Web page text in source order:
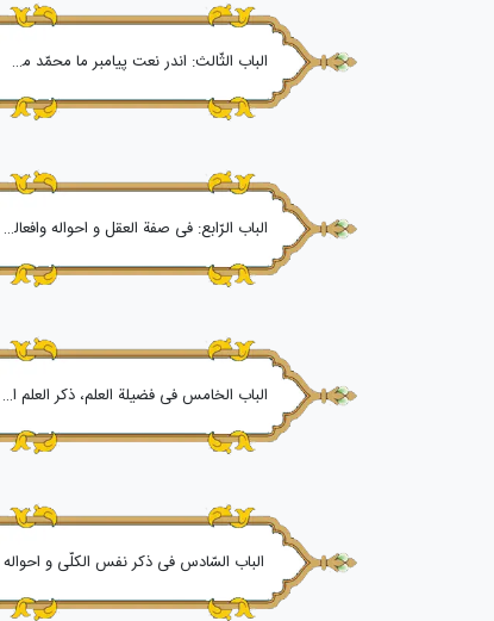
الباب الثّالث: اندر نعت پیامبر ما محمّد مصطفی علیه السّلام و فضیلت وی بر جمیع پیغمبران
الباب الرّابع: فی صفة العقل و احواله وافعاله و غایة عنایته و سبب وجوده
الباب الخامس فی فضیلة العلم، ذکر العلم اربح لانّ فضله ارجح
الباب السّادس فی ذکر نفس الکلّی و احواله